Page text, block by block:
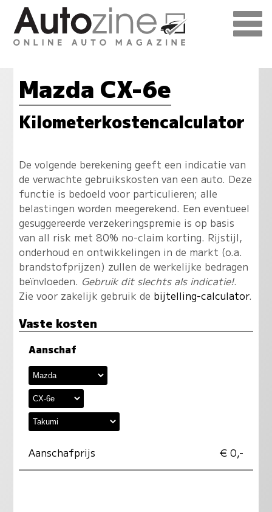
Mazda CX-6e
Kilometerkostencalculator
De volgende berekening geeft een indicatie van
de verwachte gebruikskosten van een auto. Deze
functie is bedoeld voor particulieren; alle
belastingen worden meegerekend. Een eventueel
gesuggereerde verzekeringspremie is op basis
van all risk met 80% no-claim korting. Rijstijl,
onderhoud en ontwikkelingen in de markt (o.a.
brandstofprijzen) zullen de werkelijke bedragen
beïnvloeden. Gebruik dit slechts als indicatie!.
Zie voor zakelijk gebruik de bijtelling-calculator.
Vaste kosten
Aanschaf
Aanschafprijs € 0,-